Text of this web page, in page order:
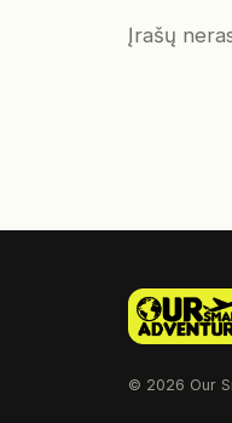
Įrašų
© 2026 Our